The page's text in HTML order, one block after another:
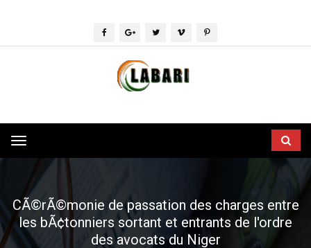
Toggle
navigation
CÃ©rÃ©monie de passation des charges entre
les bÃ¢tonniers sortant et entrants de l'ordre
des avocats du Niger